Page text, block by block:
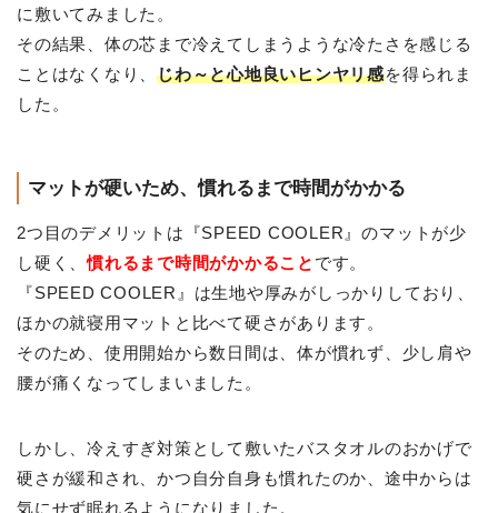
に敷いてみました。
その結果、体の芯まで冷えてしまうような冷たさを感じる
ことはなくなり、じわ～と心地良いヒンヤリ感を得られま
した。
マットが硬いため、慣れるまで時間がかかる
2つ目のデメリットは『SPEED COOLER』のマットが少
し硬く、慣れるまで時間がかかること です。
『SPEED COOLER』は生地や厚みがしっかりしており、
ほかの就寝用マットと比べて硬さがあります。
そのため、使用開始から数日間は、体が慣れず、少し肩や
腰が痛くなってしまいました。
しかし、冷えすぎ対策として敷いたバスタオルのおかげで
硬さが緩和され、かつ自分自身も慣れたのか、途中からは
気にせず眠れるようになりました。